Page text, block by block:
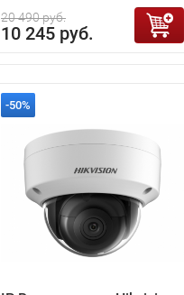
20 490 руб.
10 245 руб.
-50%